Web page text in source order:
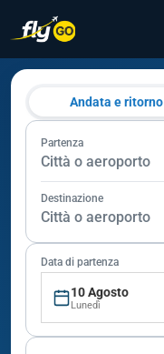
Andata e ritorno
Partenza
Città o aeroporto
Destinazione
Città o aeroporto
Data di partenza
10 Agosto
Lunedì